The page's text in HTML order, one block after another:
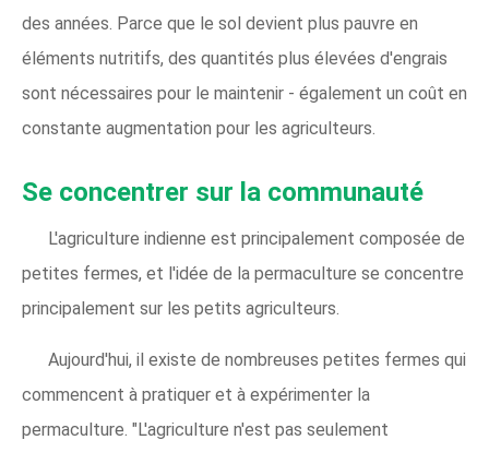
des années. Parce que le sol devient plus pauvre en
éléments nutritifs, des quantités plus élevées d'engrais
sont nécessaires pour le maintenir - également un coût en
constante augmentation pour les agriculteurs.
Se concentrer sur la communauté
L'agriculture indienne est principalement composée de
petites fermes, et l'idée de la permaculture se concentre
principalement sur les petits agriculteurs.
Aujourd'hui, il existe de nombreuses petites fermes qui
commencent à pratiquer et à expérimenter la
permaculture. "L'agriculture n'est pas seulement